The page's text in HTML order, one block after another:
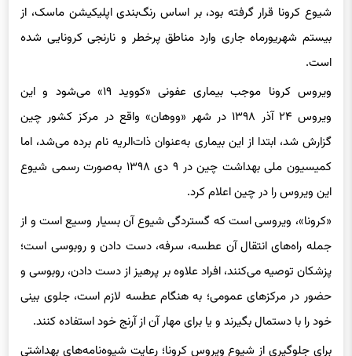
بیستم شهریورماه جاری وارد مناطق پرخطر و نارنجی کرونایی شده
‌است.
ویروس ۲۴ آذر ۱۳۹۸ در شهر «ووهان» واقع در مرکز کشور چین
گزارش شد، ابتدا از این بیماری به‌عنوان ذات‌الریه نام ‌برده می‌شد، اما
کمیسیون ملی بهداشت چین در ۹ دی ۱۳۹۸ به‌صورت رسمی شیوع
این ویروس را در چین اعلام کرد.
«کرونا»، ویروسی است که گستردگی شیوع آن بسیار وسیع است و از
جمله راه‌های انتقال آن عطسه، سرفه، دست‌ دادن و روبوسی است؛
پزشکان توصیه می‌کنند، افراد علاوه بر پرهیز از دست ‌دادن، روبوسی و
حضور در مرکزهای عمومی؛ به‌ هنگام عطسه لازم است، جلوی بینی
خود را با دستمال بگیرند و یا برای مهار آن از آرنج خود استفاده کنند.
برای جلوگیری از شیوع ویروس کرونا؛ رعایت شیوه‌نامه‌های بهداشتی